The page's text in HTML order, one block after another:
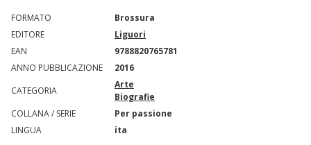
FORMATO
Brossura
EDITORE
Liguori
EAN
9788820765781
ANNO PUBBLICAZIONE
2016
CATEGORIA
Arte
Biografie
COLLANA / SERIE
Per passione
LINGUA
ita